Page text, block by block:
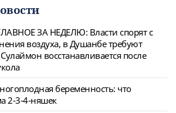
ЗА НЕДЕЛЮ: Власти спорят с
воздуха, в Душанбе требуют
восстанавливается после
беременность: что
2-3-4-няшек